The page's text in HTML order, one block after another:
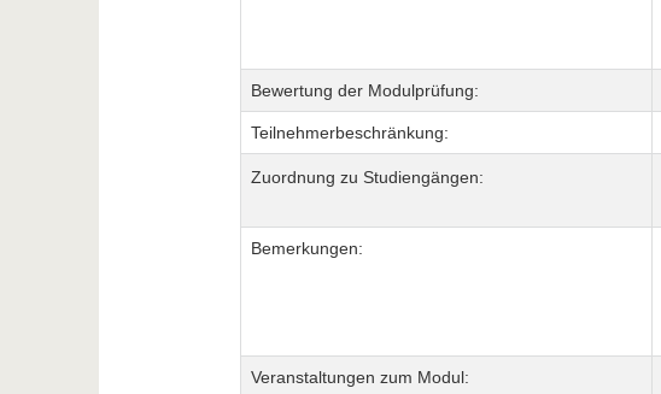
Bewertung der Modulprüfung:
Teilnehmerbeschränkung:
Zuordnung zu Studiengängen:
Bemerkungen:
Veranstaltungen zum Modul: